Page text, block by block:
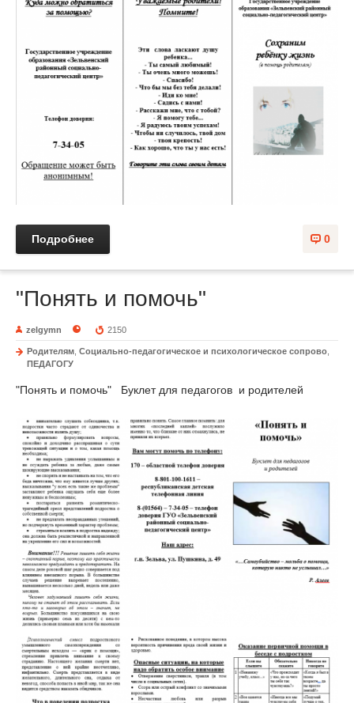
0
Подробнее
"Понять и помочь"
zelgymn 2150
Родителям Социально-педагогическое и психологическое сопрово
ПЕДАГОГУ
"Понять и помочь" Буклет для педагогов и родителей